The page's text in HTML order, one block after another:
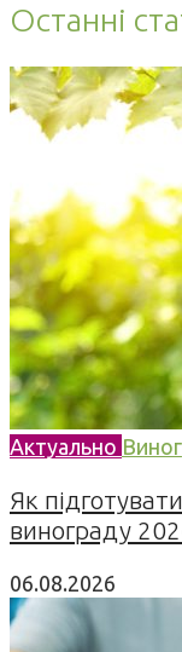
Останні
Актуально
Як
винограду
06.08.2026